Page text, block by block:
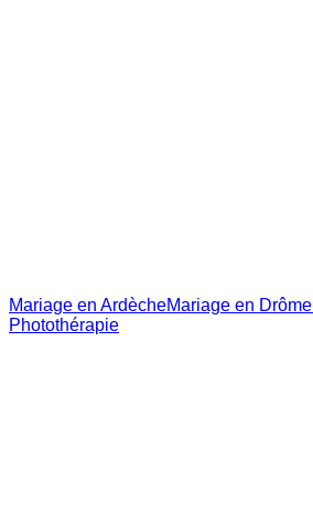
Mariage en ArdècheMariage en Drôme
Photothérapie